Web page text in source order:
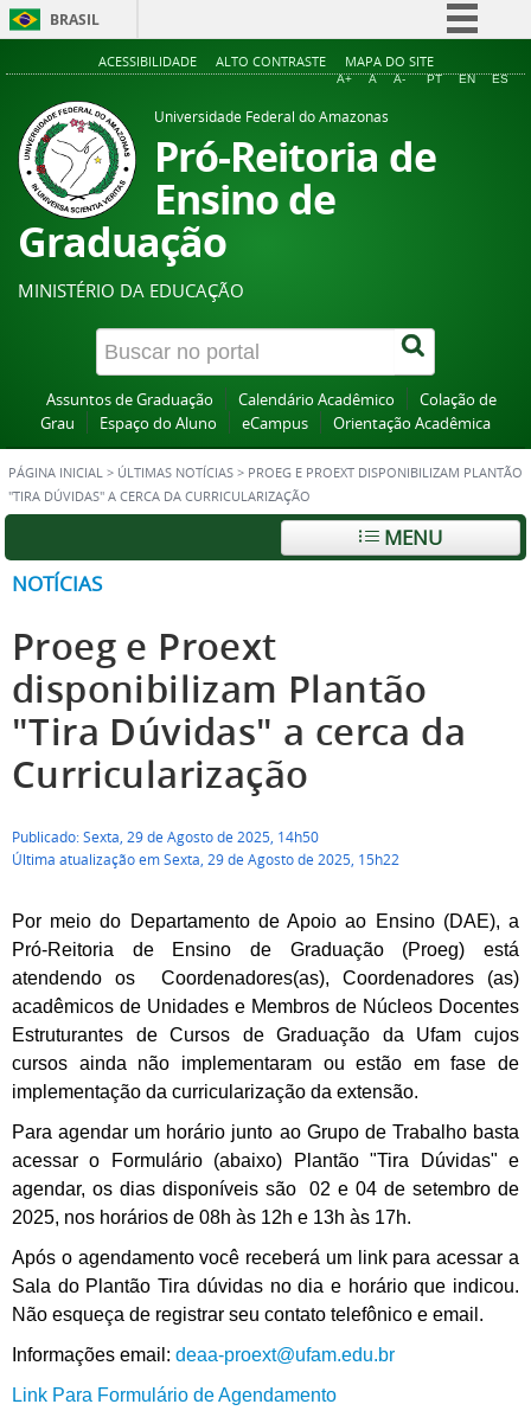
BRASIL
Simplifique!
Acesso à informação
ACESSIBILIDADE ALTO CONTRASTE MAPA DO SITE
A+ A A- PT EN ES
Universidade Federal do Amazonas
Pró-Reitoria de
Ensino de
Graduação
MINISTÉRIO DA EDUCAÇÃO
Assuntos de Graduação Calendário Acadêmico
Colação de
Grau
Espaço do Aluno eCampus Orientação Acadêmica
PÁGINA INICIAL > ÚLTIMAS NOTÍCIAS > PROEG E PROEXT DISPONIBILIZAM PLANTÃO
"TIRA DÚVIDAS" A CERCA DA CURRICULARIZAÇÃO
MENU
NOTÍCIAS
Proeg e Proext
disponibilizam Plantão
"Tira Dúvidas" a cerca da
Curricularização
Publicado: Sexta, 29 de Agosto de 2025, 14h50
Última atualização em Sexta, 29 de Agosto de 2025, 15h22
Por meio do Departamento de Apoio ao Ensino (DAE), a
Pró-Reitoria de Ensino de Graduação (Proeg) está
atendendo os Coordenadores(as), Coordenadores (as)
acadêmicos de Unidades e Membros de Núcleos Docentes
Estruturantes de Cursos de Graduação da Ufam cujos
cursos ainda não implementaram ou estão em fase de
implementação da curricularização da extensão.
Para agendar um horário junto ao Grupo de Trabalho basta
acessar o Formulário (abaixo) Plantão "Tira Dúvidas" e
agendar, os dias disponíveis são 02 e 04 de setembro de
2025, nos horários de 08h às 12h e 13h às 17h.
Após o agendamento você receberá um link para acessar a
Sala do Plantão Tira dúvidas no dia e horário que indicou.
Não esqueça de registrar seu contato telefônico e email.
Informações email: deaa-proext@ufam.edu.br
Link Para Formulário de Agendamento